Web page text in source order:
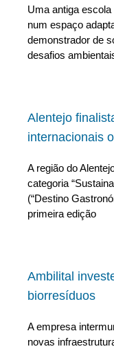
Uma antiga escola
num espaço
demonstrador de
desafios
Alentejo
internacionais
A região do
categoria
(“Destino
primeira edição
Ambilital
biorresíduos
A empresa
novas